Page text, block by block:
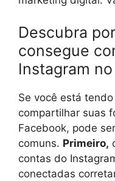
Descubra
consegue
Instagram
Se você está
compartilhar suas
Facebook, pode
comuns. Primeiro,
contas do
conectadas